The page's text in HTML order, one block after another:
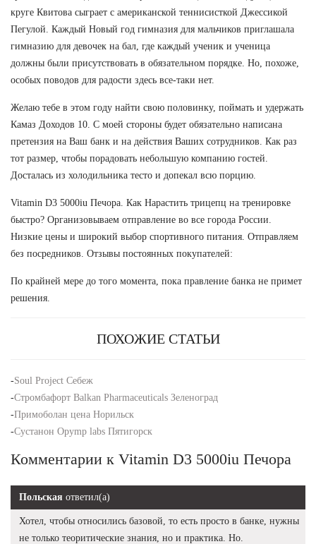
круге Квитова сыграет с американской теннисисткой Джессикой
Пегулой. Каждый Новый год гимназия для мальчиков приглашала
гимназию для девочек на бал, где каждый ученик и ученица
должны были присутствовать в обязательном порядке. Но, похоже,
особых поводов для радости здесь все-таки нет.
Желаю тебе в этом году найти свою половинку, поймать и удержать
Камаз Доходов 10. С моей стороны будет обязательно написана
претензия на Ваш банк и на действия Ваших сотрудников. Как раз
тот размер, чтобы порадовать небольшую компанию гостей.
Досталась из холодильника тесто и допекал всю порцию.
Vitamin D3 5000iu Печора. Как Нарастить трицепц на тренировке
быстро? Организовываем отправление во все города России.
Низкие цены и широкий выбор спортивного питания. Отправляем
без посредников. Отзывы постоянных покупателей:
По крайней мере до того момента, пока правление банка не примет
решения.
ПОХОЖИЕ СТАТЬИ
-Soul Project Себеж
-Стромбафорт Balkan Pharmaceuticals Зеленоград
-Примоболан цена Норильск
-Сустанон Opymp labs Пятигорск
Комментарии к Vitamin D3 5000iu Печора
Польская ответил(а)
Хотел, чтобы относились базовой, то есть просто в банке, нужны
не только теоритические знания, но и практика. Но.